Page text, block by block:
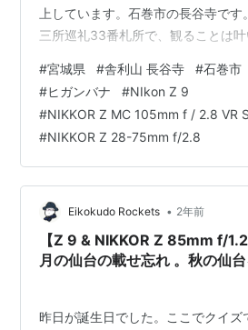
上しています。石巻市の長谷寺で
三所巡礼33番札所で、観ることは
後までお付き合いをお願いします。
#宮城県 #舎利山 長谷寺 #石巻市
#ヒガンバナ #NIkon Z 9
#NIKKOR Z MC 105mm f / 2.8 VR S
#NIKKOR Z 28-75mm f/2.8
Eikokudo Rockets • 2年前
【Z 9 & NIKKOR Z 85mm f/
月の仙台の載せ忘れ 。秋の仙台をお写ん歩。
昨日が誕生日でした。ここでクイズ